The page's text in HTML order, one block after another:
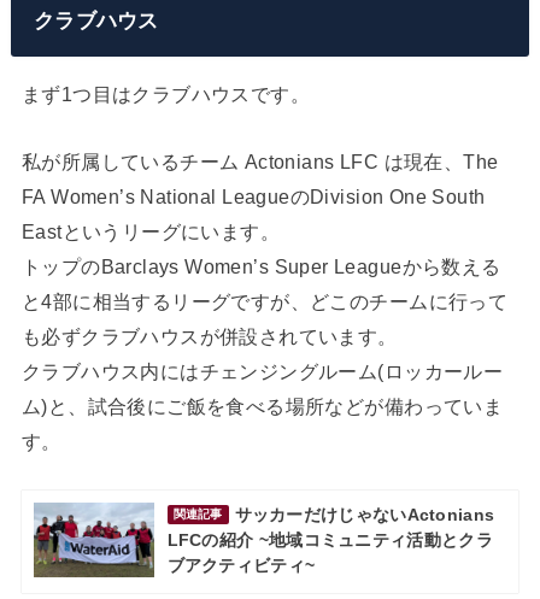
クラブハウス
まず1つ目はクラブハウスです。
私が所属しているチーム Actonians LFC は現在、The
FA Women’s National LeagueのDivision One South
Eastというリーグにいます。
トップのBarclays Women’s Super Leagueから数える
と4部に相当するリーグですが、どこのチームに行って
も必ずクラブハウスが併設されています。
クラブハウス内にはチェンジングルーム(ロッカールー
ム)と、試合後にご飯を食べる場所などが備わっていま
す。
関連記事
サッカーだけじゃないActonians
LFCの紹介 ~地域コミュニティ活動とクラ
ブアクティビティ~